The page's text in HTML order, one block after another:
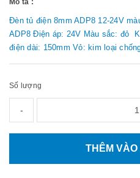
Mô tả :
Đèn tủ điện 8mm ADP8 12-24V
ADP8 Điện áp: 24V Màu sắc: đỏ
điện dài: 150mm Vỏ: kim loại
Số lượng
-
THÊM VÀO